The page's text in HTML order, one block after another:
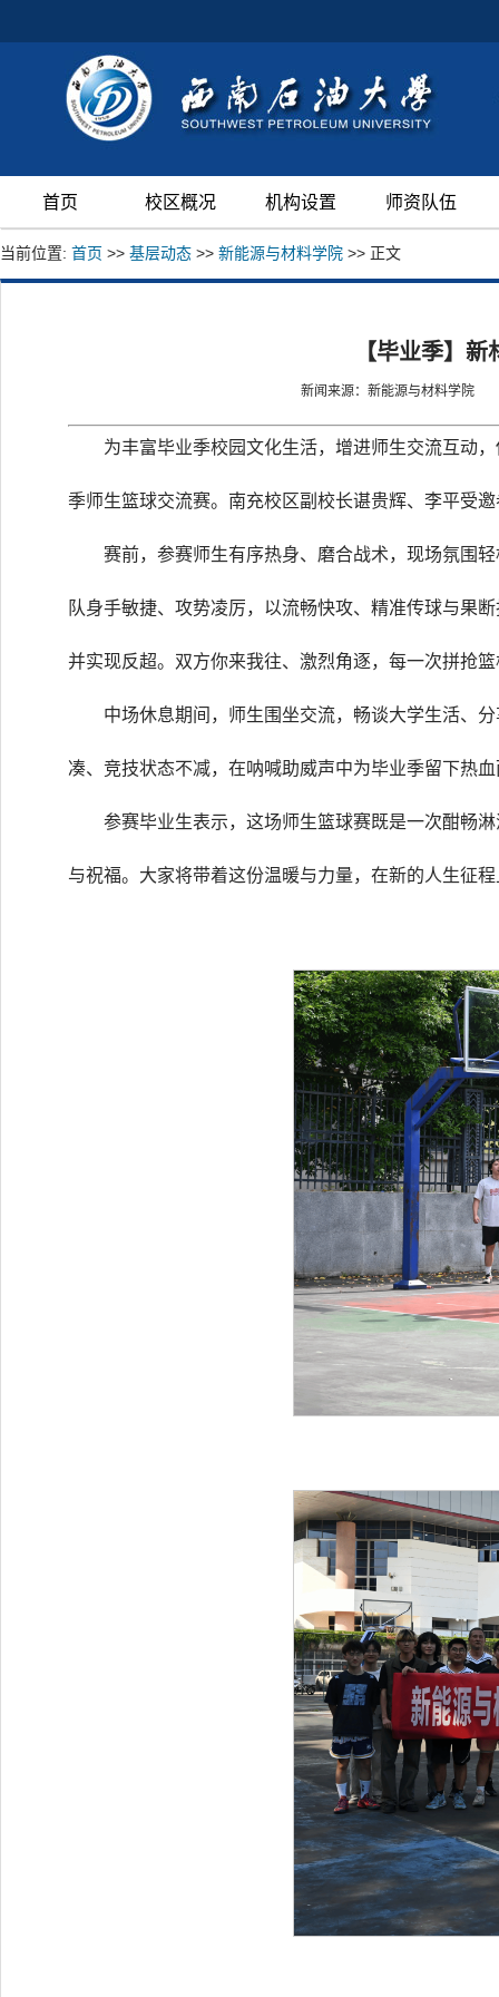
首页 校区概况 机构设置 师资队伍
当前位置: 首页 >> 基层动态 >> 新能源与材料学院 >> 正文
【毕业季】
新闻来源：新能源与材料学院
为丰富毕业季校园文化生活，增进师生交流互动
季师生篮球交流赛。南充校区副校长谌贵辉、李平受
赛前，参赛师生有序热身、磨合战术，现场氛围
队身手敏捷、攻势凌厉，以流畅快攻、精准传球与果
并实现反超。双方你来我往、激烈角逐，每一次拼抢
中场休息期间，师生围坐交流，畅谈大学生活、
凑、竞技状态不减，在呐喊助威声中为毕业季留下热
参赛毕业生表示，这场师生篮球赛既是一次酣畅
与祝福。大家将带着这份温暖与力量，在新的人生征